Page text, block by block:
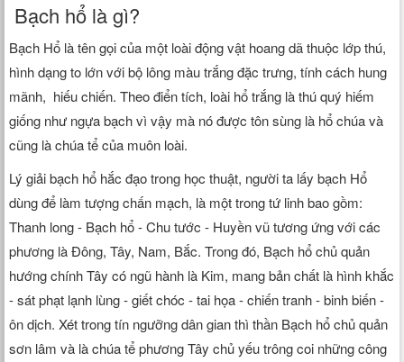
Bạch hổ là gì?
Bạch Hổ là tên gọi của một loài động vật hoang dã thuộc lớp thú,
hình dạng to lớn với bộ lông màu trắng đặc trưng, tính cách hung
mãnh, hiếu chiến. Theo điển tích, loài hổ trắng là thú quý hiếm
giống như ngựa bạch vì vậy mà nó được tôn sùng là hổ chúa và
cũng là chúa tể của muôn loài.
Lý giải bạch hổ hắc đạo trong học thuật, người ta lấy bạch Hổ
dùng để làm tượng chấn mạch, là một trong tứ linh bao gồm:
Thanh long - Bạch hổ - Chu tước - Huyền vũ tương ứng với các
phương là Đông, Tây, Nam, Bắc. Trong đó, Bạch hổ chủ quản
hướng chính Tây có ngũ hành là Kim, mang bản chất là hình khắc
- sát phạt lạnh lùng - giết chóc - tai họa - chiến tranh - binh biến -
ôn dịch. Xét trong tín ngưỡng dân gian thì thần Bạch hổ chủ quản
sơn lâm và là chúa tể phương Tây chủ yếu trông coi những công